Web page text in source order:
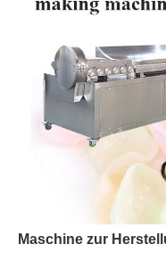
Maschine zur